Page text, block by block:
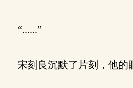
“......”
宋刻良沉默了片刻，他的